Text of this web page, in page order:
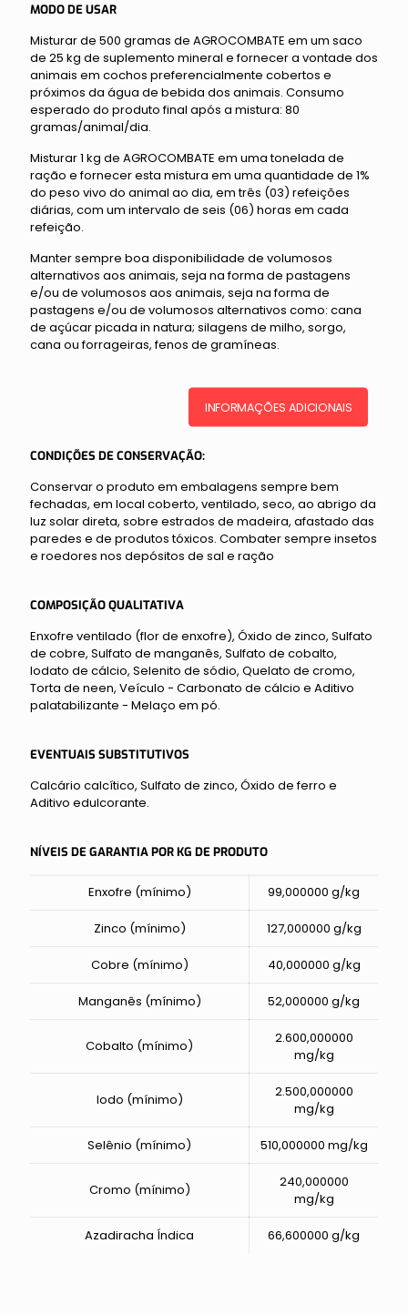
MODO DE USAR
Misturar de 500 gramas de AGROCOMBATE em um saco
de 25 kg de suplemento mineral e fornecer a vontade dos
animais em cochos preferencialmente cobertos e
próximos da água de bebida dos animais. Consumo
esperado do produto final após a mistura: 80
gramas/animal/dia.
Misturar 1 kg de AGROCOMBATE em uma tonelada de
ração e fornecer esta mistura em uma quantidade de 1%
do peso vivo do animal ao dia, em três (03) refeições
diárias, com um intervalo de seis (06) horas em cada
refeição.
Manter sempre boa disponibilidade de volumosos
alternativos aos animais, seja na forma de pastagens
e/ou de volumosos aos animais, seja na forma de
pastagens e/ou de volumosos alternativos como: cana
de açúcar picada in natura; silagens de milho, sorgo,
cana ou forrageiras, fenos de gramíneas.
INFORMAÇÕES ADICIONAIS
CONDIÇÕES DE CONSERVAÇÃO:
Conservar o produto em embalagens sempre bem
fechadas, em local coberto, ventilado, seco, ao abrigo da
luz solar direta, sobre estrados de madeira, afastado das
paredes e de produtos tóxicos. Combater sempre insetos
e roedores nos depósitos de sal e ração
COMPOSIÇÃO QUALITATIVA
Enxofre ventilado (flor de enxofre), Óxido de zinco, Sulfato
de cobre, Sulfato de manganês, Sulfato de cobalto,
Iodato de cálcio, Selenito de sódio, Quelato de cromo,
Torta de neen, Veículo - Carbonato de cálcio e Aditivo
palatabilizante - Melaço em pó.
EVENTUAIS SUBSTITUTIVOS
Calcário calcítico, Sulfato de zinco, Óxido de ferro e
Aditivo edulcorante.
NÍVEIS DE GARANTIA POR KG DE PRODUTO
Enxofre (mínimo) 99,000000 g/kg
Zinco (mínimo) 127,000000 g/kg
Cobre (mínimo) 40,000000 g/kg
Manganês (mínimo) 52,000000 g/kg
Cobalto (mínimo)
2.600,000000
mg/kg
Iodo (mínimo)
2.500,000000
mg/kg
Selênio (mínimo) 510,000000 mg/kg
Cromo (mínimo)
240,000000
mg/kg
Azadiracha Índica 66,600000 g/kg